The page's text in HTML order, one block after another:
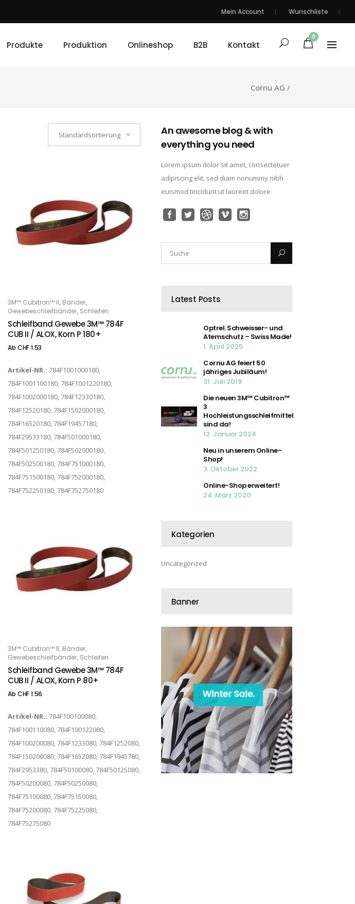
Mein Account Wunschliste
Produkte Produktion Onlineshop B2B Kontakt
0
Cornu AG /
Standardsortierung
OPTIONS
3M™ Cubitron™ II Bänder
Gewebeschleifbänder Schleifen
Schleifband Gewebe 3M™ 784F
CUB II / ALOX, Korn P 180+
Ab CHF1.53
Artikel-NR.: 784F1001000180,
784F1001100180, 784F1001220180,
784F1002000180, 784F12330180,
784F12520180, 784F1502000180,
784F16520180, 784F19457180,
784F29533180, 784F501000180,
784F501250180, 784F502000180,
784F502500180, 784F751000180,
784F751500180, 784F752000180,
784F752250180, 784F752750180
OPTIONS
3M™ Cubitron™ II, Bänder,
Gewebeschleifbänder, Schleifen
Schleifband Gewebe 3M™ 784F
CUB II / ALOX, Korn P 80+
Ab CHF1.56
Artikel-NR.: 784F100100080,
784F100110080, 784F100122080,
784F100200080, 784F1233080, 784F1252080,
784F150200080, 784F1652080, 784F1945780,
784F2953380, 784F50100080, 784F50125080,
784F50200080, 784F50250080,
784F75100080, 784F75150080,
784F75200080, 784F75225080,
784F75275080
An awesome blog & with
everything you need
Lorem ipsum dolor sit amet, consectetuer
adipiscing elit, sed diam nonummy nibh
euismod tincidunt ut laoreet dolore
Latest Posts
Optrel. Schweisser- und
Atemschutz – Swiss Made!
1. April 2025
Cornu AG feiert 50
jähriges Jubiläum!
31. Juli 2019
Die neuen 3M™ Cubitron™
3
Hochleistungsschleifmittel
sind da!
12. Januar 2024
Neu in unserem Online-
Shop!
3. Oktober 2022
Online-Shop erweitert!
24. März 2020
Kategorien
Uncategorized
Banner